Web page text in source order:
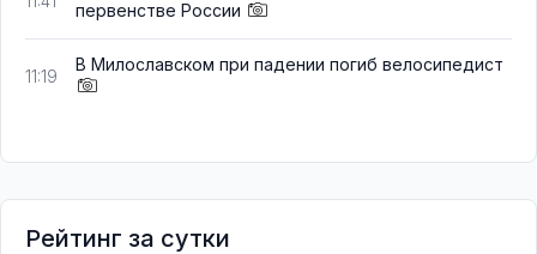
первенстве России
11:19
В Милославском при падении погиб велосипедист
Рейтинг за сутки